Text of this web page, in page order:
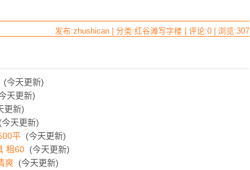
发布:zhushican | 分类:红谷滩写字楼 | 评论:0 | 浏览:307
(今天更新)
天更新)
更新)
今天更新)
平 (今天更新)
租60 (今天更新)
爽 (今天更新)